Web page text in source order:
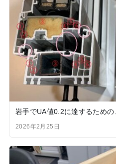
岩手でUA値0.2に達するため
2026年2月25日